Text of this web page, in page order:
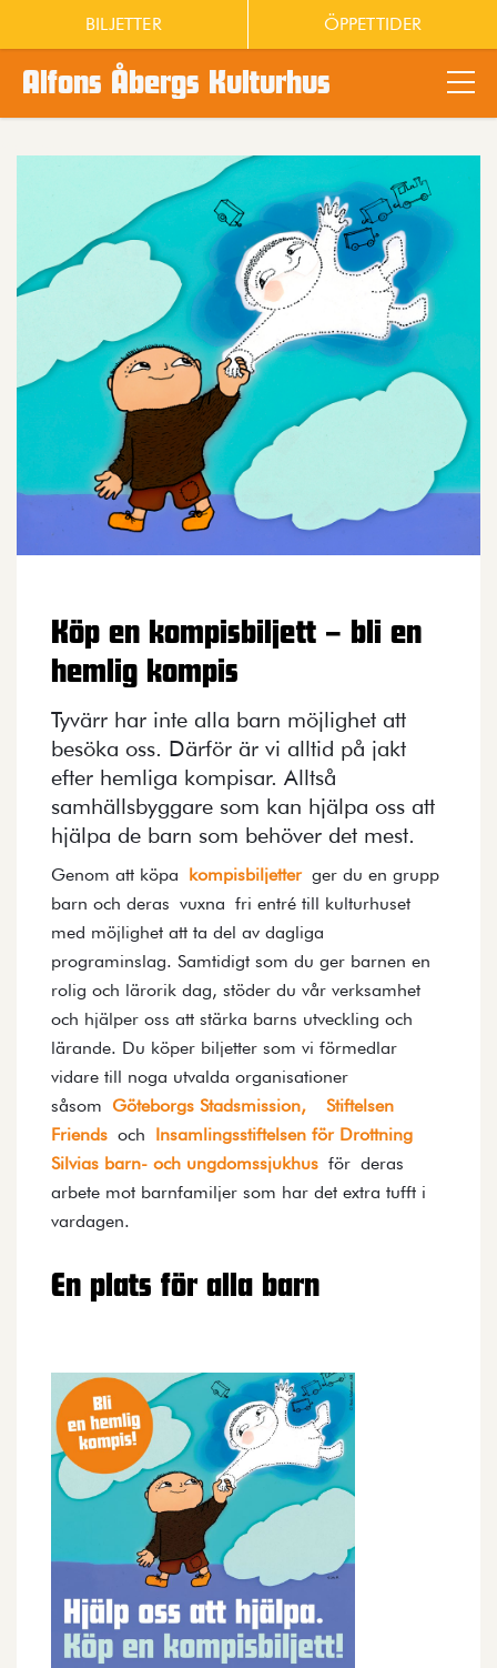
Alfons Åbergs Kulturhus
BILJETTER ÖPPETTIDER
Köp en kompisbiljett – bli en
hemlig kompis
Tyvärr har inte alla barn möjlighet att
besöka oss. Därför är vi alltid på jakt
efter hemliga kompisar. Alltså
samhällsbyggare som kan hjälpa oss att
hjälpa de barn som behöver det mest.
Genom att köpa kompisbiljetter ger du en grupp
barn och deras vuxna fri entré till kulturhuset
med möjlighet att ta del av dagliga
programinslag. Samtidigt som du ger barnen en
rolig och lärorik dag, stöder du vår verksamhet
och hjälper oss att stärka barns utveckling och
lärande. Du köper biljetter som vi förmedlar
vidare till noga utvalda organisationer
såsom Göteborgs Stadsmission,
Stiftelsen
Friends och Insamlingsstiftelsen för Drottning
Silvias barn- och ungdomssjukhus för deras
arbete mot barnfamiljer som har det extra tufft i
vardagen.
En plats för alla barn